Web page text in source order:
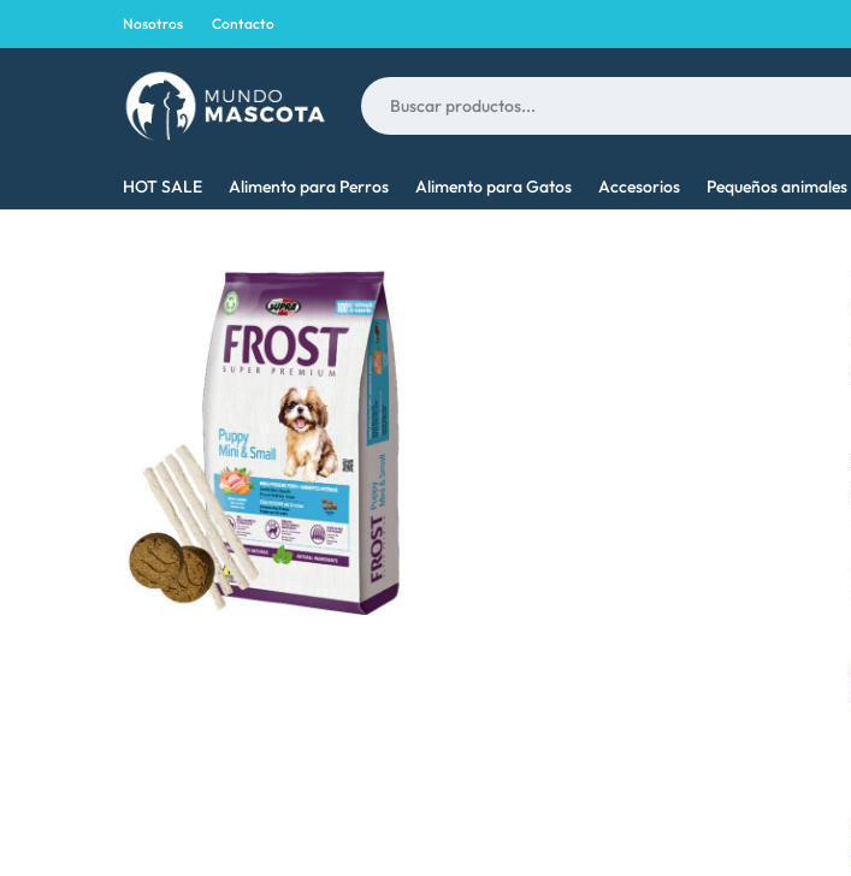
Nosotros Contacto
MASCOTA
MEJOR
MASCOTA
HOT SALE Alimento para Perros Alimento para Gatos Accesorios Pequeños animales